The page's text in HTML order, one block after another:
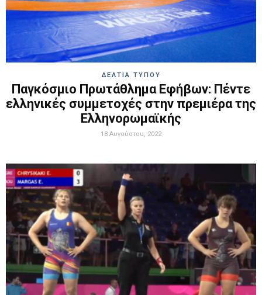
ΔΕΛΤΙΑ ΤΥΠΟΥ
Παγκόσμιο Πρωτάθλημα Εφήβων: Πέντε
ελληνικές συμμετοχές στην πρεμιέρα της
Ελληνορωμαϊκής
18 Αυγούστου, 2022